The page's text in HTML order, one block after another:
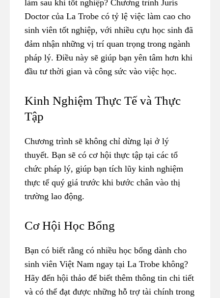
làm sau khi tốt nghiệp? Chương trình Juris
Doctor của La Trobe có tỷ lệ việc làm cao cho
sinh viên tốt nghiệp, với nhiều cựu học sinh đã
đảm nhận những vị trí quan trọng trong ngành
pháp lý. Điều này sẽ giúp bạn yên tâm hơn khi
đầu tư thời gian và công sức vào việc học.
Kinh Nghiệm Thực Tế và Thực
Tập
Chương trình sẽ không chỉ dừng lại ở lý
thuyết. Bạn sẽ có cơ hội thực tập tại các tổ
chức pháp lý, giúp bạn tích lũy kinh nghiệm
thực tế quý giá trước khi bước chân vào thị
trường lao động.
Cơ Hội Học Bổng
Bạn có biết rằng có nhiều học bổng dành cho
sinh viên Việt Nam ngay tại La Trobe không?
Hãy đến hội thảo để biết thêm thông tin chi tiết
và có thể đạt được những hỗ trợ tài chính trong